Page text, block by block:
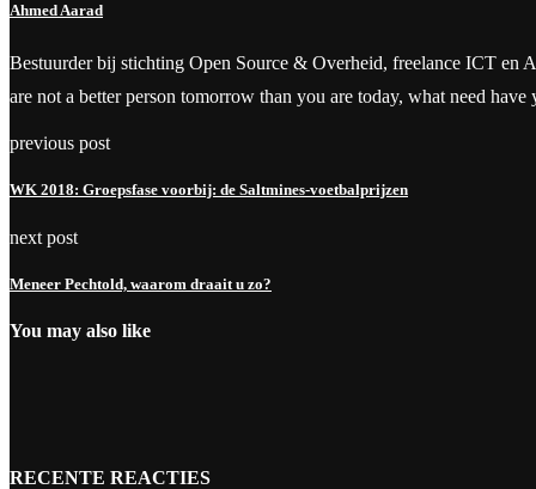
Ahmed Aarad
Bestuurder bij stichting Open Source & Overheid, freelance ICT en
are not a better person tomorrow than you are today, what need
previous post
WK 2018: Groepsfase voorbij: de Saltmines-voetbalprijzen
next post
Meneer Pechtold, waarom draait u zo?
You may also like
RECENTE REACTIES